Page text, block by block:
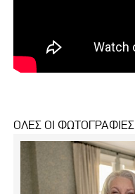
ΟΛΕΣ ΟΙ ΦΩΤΟΓΡΑΦΙΕΣ